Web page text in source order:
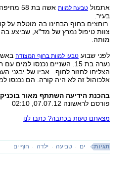
אתמול טבעה למוות
אשה בת
בעיר.
רוחצים בחוף הבחינו בה מוטלת על
צוות טיפול נמרץ של מד"א, שביצע
מותה.
לפני שבוע טבעו למוות בחוף המצודה
נערה בת 15. השניים נכנסו
הצליחו לחזור לחוף. אביו של יבגני
אלכוהול זה לא היה קורה. הם נכנסו
בהכנת הידיעה השתתף מאור בוכניק
פורסם לראשונה 07.07.12, 02:10
מצאתם טעות בכתבה? כתבו לנו
תגיות: ים טביעה ילדה חוף ים